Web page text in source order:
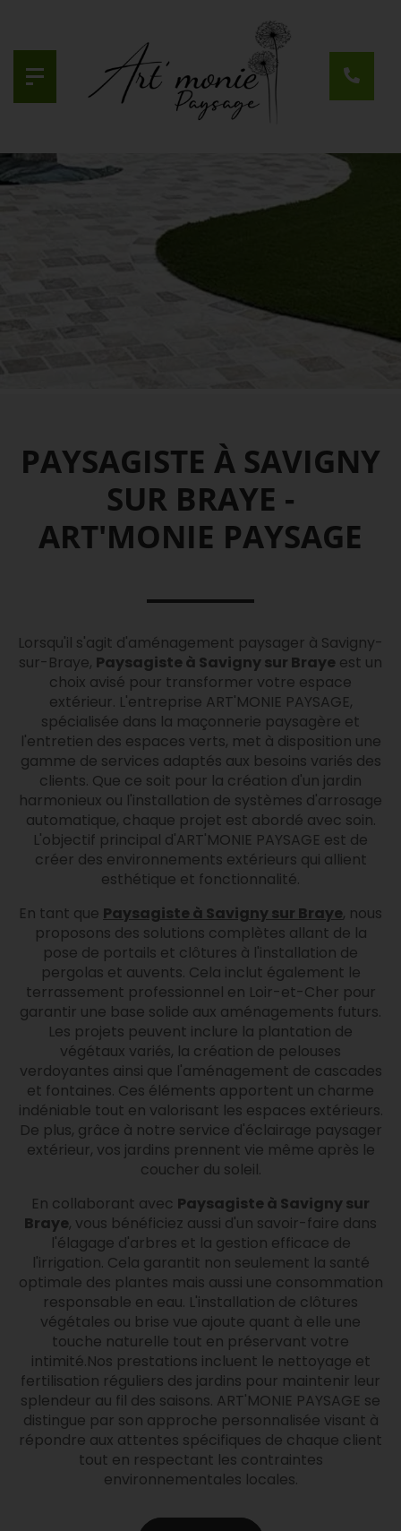
PAYSAGISTE À SAVIGNY
SUR BRAYE -
ART'MONIE PAYSAGE
Lorsqu'il s'agit d'aménagement paysager à Savigny-
sur-Braye, Paysagiste à Savigny sur Braye est un
choix avisé pour transformer votre espace
extérieur. L'entreprise ART'MONIE PAYSAGE,
spécialisée dans la maçonnerie paysagère et
l'entretien des espaces verts, met à disposition une
gamme de services adaptés aux besoins variés des
clients. Que ce soit pour la création d'un jardin
harmonieux ou l'installation de systèmes d'arrosage
automatique, chaque projet est abordé avec soin.
L'objectif principal d'ART'MONIE PAYSAGE est de
créer des environnements extérieurs qui allient
esthétique et fonctionnalité.
En tant que Paysagiste à Savigny sur Braye, nous
proposons des solutions complètes allant de la
pose de portails et clôtures à l'installation de
pergolas et auvents. Cela inclut également le
terrassement professionnel en Loir-et-Cher pour
garantir une base solide aux aménagements futurs.
Les projets peuvent inclure la plantation de
végétaux variés, la création de pelouses
verdoyantes ainsi que l'aménagement de cascades
et fontaines. Ces éléments apportent un charme
indéniable tout en valorisant les espaces extérieurs.
De plus, grâce à notre service d'éclairage paysager
extérieur, vos jardins prennent vie même après le
coucher du soleil.
En collaborant avec Paysagiste à Savigny sur
Braye, vous bénéficiez aussi d'un savoir-faire dans
l'élagage d'arbres et la gestion efficace de
l'irrigation. Cela garantit non seulement la santé
optimale des plantes mais aussi une consommation
responsable en eau. L'installation de clôtures
végétales ou brise vue ajoute quant à elle une
touche naturelle tout en préservant votre
intimité.Nos prestations incluent le nettoyage et
fertilisation réguliers des jardins pour maintenir leur
splendeur au fil des saisons. ART'MONIE PAYSAGE se
distingue par son approche personnalisée visant à
répondre aux attentes spécifiques de chaque client
tout en respectant les contraintes
environnementales locales.